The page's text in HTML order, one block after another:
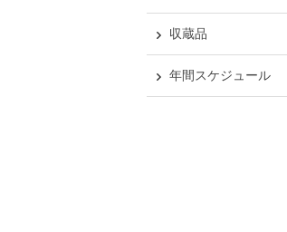
収蔵品
年間スケジュール